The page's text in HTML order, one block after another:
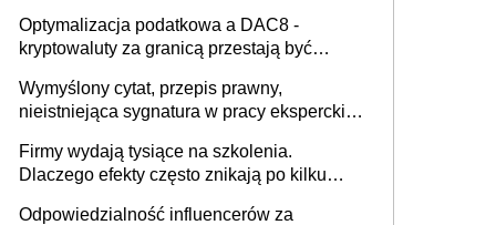
Optymalizacja podatkowa a DAC8 -
kryptowaluty za granicą przestają być
Wymyślony cytat, przepis prawny,
nieistniejąca sygnatura w pracy eksperckiej -
firmie
Firmy wydają tysiące na szkolenia.
Dlaczego efekty często znikają po kilku
Odpowiedzialność influencerów za